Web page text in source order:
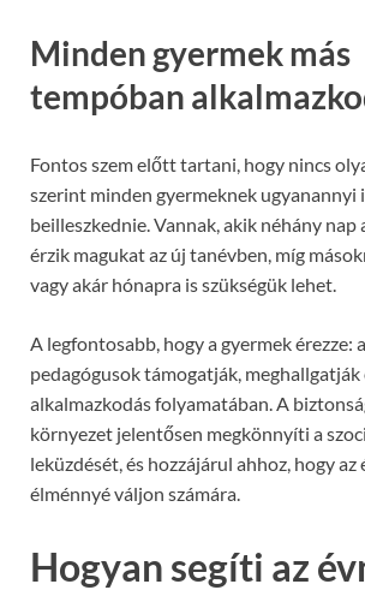
Minden gyermek más
tempóban
Fontos szem előtt tartani, hogy nincs
szerint minden gyermeknek ugyanannyi
beilleszkednie. Vannak, akik néhány
érzik magukat az új tanévben, míg
vagy akár hónapra is szükségük lehet.
A legfontosabb, hogy a gyermek érezze:
pedagógusok támogatják, meghallgatják
alkalmazkodás folyamatában. A
környezet jelentősen megkönnyíti a
leküzdését, és hozzájárul ahhoz, hogy
élménnyé váljon számára.
Hogyan segíti az